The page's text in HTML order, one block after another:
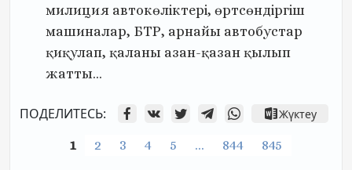
милиция автокөліктері, өртсөндіргіш
машиналар, БТР, арнайы автобустар
қиқулап, қаланы азан-қазан қылып
жатты…
ПОДЕЛИТЕСЬ: Жүктеу
1 2 3 4 5 … 844 845